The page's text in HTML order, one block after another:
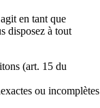
en tant que
disposez à tout
(art. 15 du
ou incomplètes